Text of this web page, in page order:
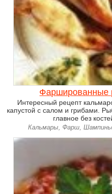
Фаршированные
Интересный рецепт
капустой с салом и грибами.
главное без
Кальмары, Фарш,